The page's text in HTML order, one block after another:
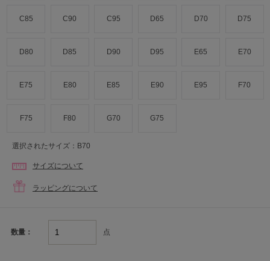
C85 C90 C95 D65 D70 D75
D80 D85 D90 D95 E65 E70
E75 E80 E85 E90 E95 F70
F75 F80 G70 G75
選択されたサイズ：B70
サイズについて
ラッピングについて
数量： 点